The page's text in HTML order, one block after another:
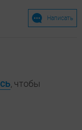
Написать
, чтобы